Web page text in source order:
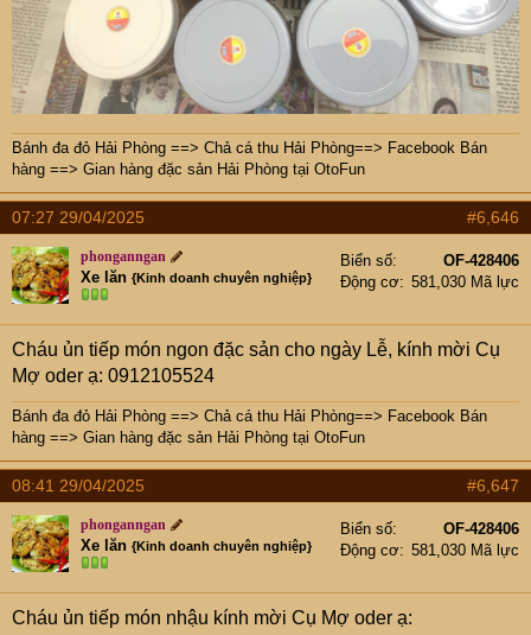
Bánh đa đỏ Hải Phòng ==> Chả cá thu Hải Phòng==> Facebook Bán
hàng ==> Gian hàng đặc sản Hải Phòng tại OtoFun
07:27 29/04/2025 #6,646
phonganngan
Xe lăn {Kinh doanh chuyên nghiệp}
Biển số
OF-428406
Động cơ
581,030 Mã lực
Cháu ủn tiếp món ngon đặc sản cho ngày Lễ, kính mời Cụ
Mợ oder ạ: 0912105524
Bánh đa đỏ Hải Phòng ==> Chả cá thu Hải Phòng==> Facebook Bán
hàng ==> Gian hàng đặc sản Hải Phòng tại OtoFun
08:41 29/04/2025 #6,647
phonganngan
Xe lăn {Kinh doanh chuyên nghiệp}
Biển số
OF-428406
Động cơ
581,030 Mã lực
Cháu ủn tiếp món nhậu kính mời Cụ Mợ oder ạ: